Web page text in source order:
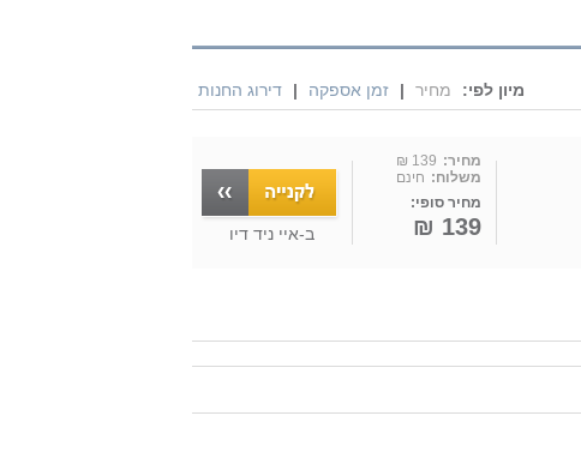
מיון לפי: מחיר | זמן אספקה | דירוג החנות
מחיר: 139 ₪
משלוח: חינם
מחיר סופי:
139 ₪ ב-איי ניד דיו